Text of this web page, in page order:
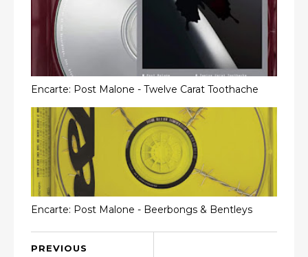
Encarte: Post Malone - Twelve Carat Toothache
Encarte: Post Malone ‎- Beerbongs & Bentleys
PREVIOUS